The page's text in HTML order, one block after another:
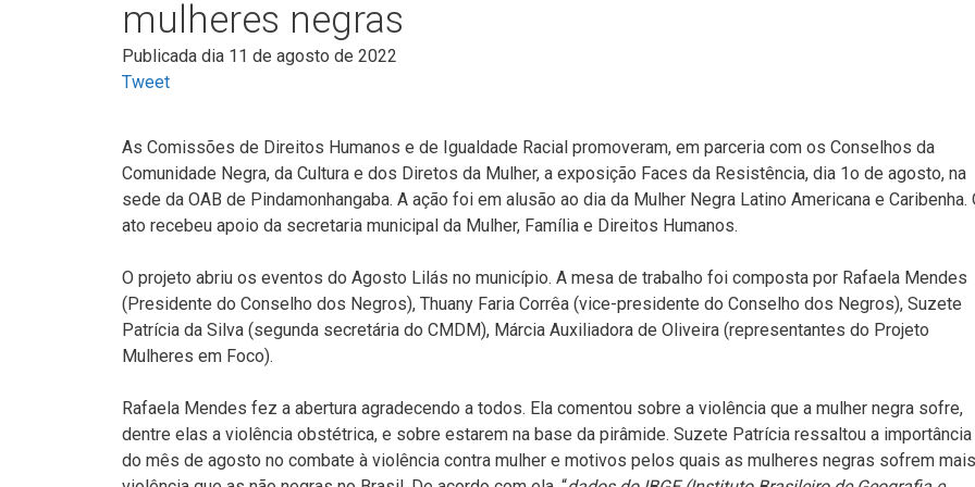
mulheres negras
Publicada dia 11 de agosto de 2022
Tweet
As Comissões de Direitos Humanos e de Igualdade Racial promoveram, em parceria com os Conselhos da
Comunidade Negra, da Cultura e dos Diretos da Mulher, a exposição Faces da Resistência, dia 1o de agosto, na
sede da OAB de Pindamonhangaba. A ação foi em alusão ao dia da Mulher Negra Latino Americana e Caribenha.
ato recebeu apoio da secretaria municipal da Mulher, Família e Direitos Humanos.
O projeto abriu os eventos do Agosto Lilás no município. A mesa de trabalho foi composta por Rafaela Mendes
(Presidente do Conselho dos Negros), Thuany Faria Corrêa (vice-presidente do Conselho dos Negros), Suzete
Patrícia da Silva (segunda secretária do CMDM), Márcia Auxiliadora de Oliveira (representantes do Projeto
Mulheres em Foco).
Rafaela Mendes fez a abertura agradecendo a todos. Ela comentou sobre a violência que a mulher negra sofre,
dentre elas a violência obstétrica, e sobre estarem na base da pirâmide. Suzete Patrícia ressaltou a importância
do mês de agosto no combate à violência contra mulher e motivos pelos quais as mulheres negras sofrem mais